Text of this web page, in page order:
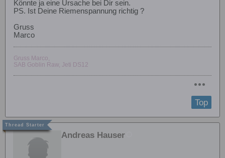
Könnte ja eine Ursache bei Dir sein.
PS. Ist Deine Riemenspannung richtig ?
Gruss
Marco
Gruss Marco,
SAB Goblin Raw, Jeti DS12
Top
Andreas Hauser